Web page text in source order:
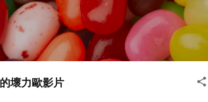
跳到主要內容
壞力歐影片